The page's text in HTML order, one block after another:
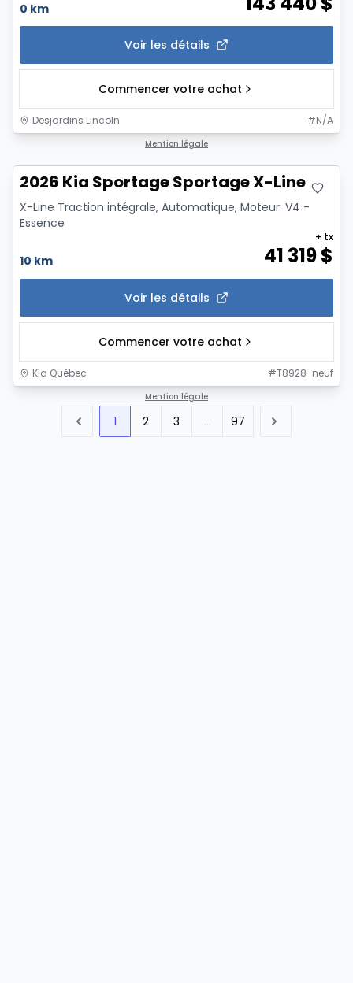
0 km
Voir les détails
Commencer votre achat
Desjardins Lincoln #N/A
Mention légale
2026 Kia Sportage Sportage X-Line
X-Line Traction intégrale, Automatique, Moteur: V4 -
Essence
10 km 41 319$
+ tx
Voir les détails
Commencer votre achat
Kia Québec #T8928-neuf
Mention légale
1 2 3 ... 97